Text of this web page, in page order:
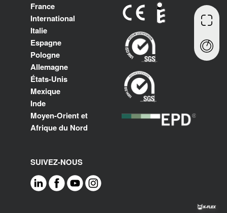
France
International
Italie
Espagne
Pologne
Allemagne
États-Unis
Mexique
Inde
Moyen-Orient et
Afrique du Nord
SUIVEZ-NOUS